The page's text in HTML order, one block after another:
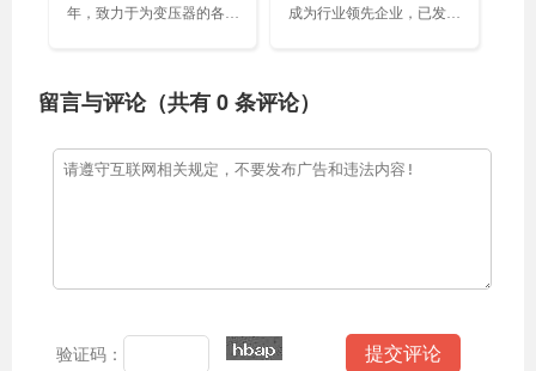
年，致力于为变压器的各个
成为行业领先企业，已发展
留言与评论（共有0条评论）
验证码：